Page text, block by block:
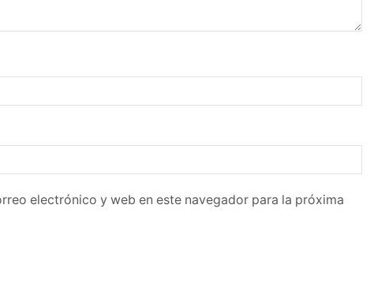
electrónico y web en este navegador para la próxima